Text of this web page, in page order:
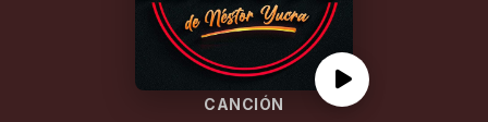
CANCIÓN